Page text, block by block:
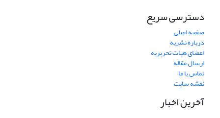
دسترسی سریع
صفحه اصلی
درباره نشریه
اعضای هیات تحریریه
ارسال مقاله
تماس با ما
نقشه سایت
آخرین اخبار